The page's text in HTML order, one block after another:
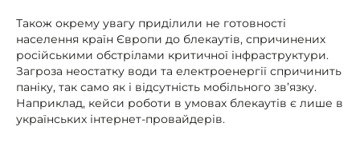
Також окрему увагу приділили не готовності
населення країн Європи до блекаутів, спричинених
російськими обстрілами критичної інфраструктури.
Загроза неостатку води та електроенергії спричинить
паніку, так само як і відсутність мобільного зв’язку.
Наприклад, кейси роботи в умовах блекаутів є лише в
українських інтернет-провайдерів.